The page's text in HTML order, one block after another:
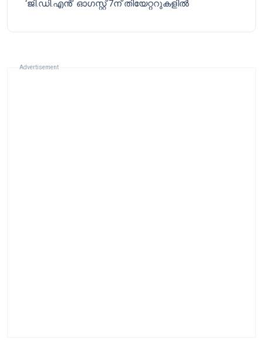
‘ജി.ഡി.എൻ’ ഓഗസ്റ്റ് 7ന് തിയേറ്ററുകളിൽ
Advertisement